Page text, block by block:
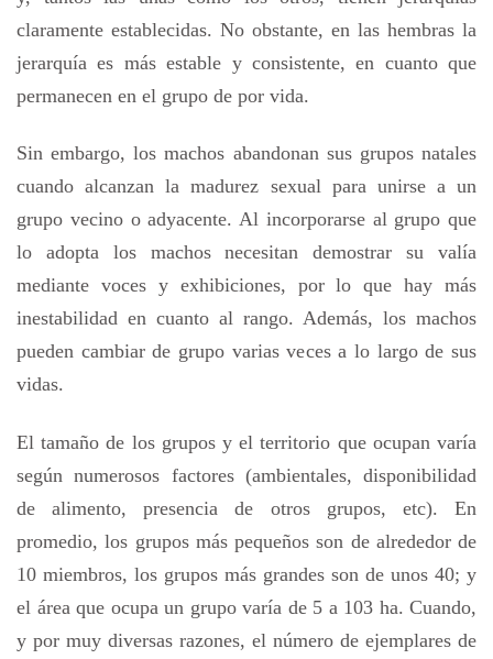
claramente establecidas. No obstante, en las hembras la
jerarquía es más estable y consistente, en cuanto que
permanecen en el grupo de por vida.
Sin embargo, los machos abandonan sus grupos natales
cuando alcanzan la madurez sexual para unirse a un
grupo vecino o adyacente. Al incorporarse al grupo que
lo adopta los machos necesitan demostrar su valía
mediante voces y exhibiciones, por lo que hay más
inestabilidad en cuanto al rango. Además, los machos
pueden cambiar de grupo varias veces a lo largo de sus
vidas.
El tamaño de los grupos y el territorio que ocupan varía
según numerosos factores (ambientales, disponibilidad
de alimento, presencia de otros grupos, etc). En
promedio, los grupos más pequeños son de alrededor de
10 miembros, los grupos más grandes son de unos 40; y
el área que ocupa un grupo varía de 5 a 103 ha. Cuando,
y por muy diversas razones, el número de ejemplares de